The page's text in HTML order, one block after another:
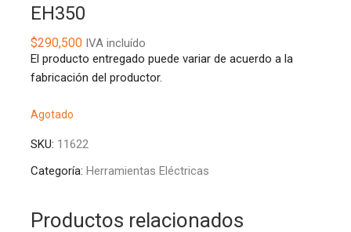
EH350
$290,500IVA incluído
El producto entregado puede variar de acuerdo a la
fabricación del productor.
Agotado
SKU: 11622
Categoría: Herramientas Eléctricas
Productos relacionados